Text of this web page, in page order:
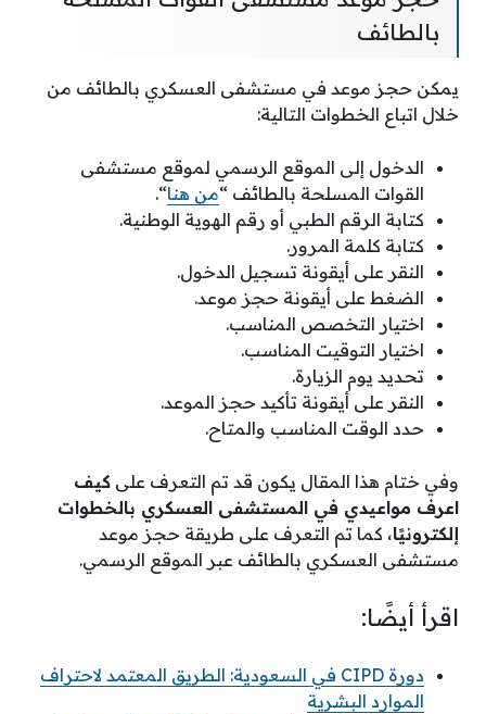
بالطائف
يمكن حجز موعد في مستشفى العسكري بالطائف من
خلال اتباع الخطوات التالية:
الدخول إلى الموقع الرسمي لموقع مستشفى
القوات المسلحة بالطائف “من هنا“.
كتابة الرقم الطبي أو رقم الهوية الوطنية.
كتابة كلمة المرور.
النقر على أيقونة تسجيل الدخول.
الضغط على أيقونة حجز موعد.
اختيار التخصص المناسب.
اختيار التوقيت المناسب.
تحديد يوم الزيارة.
النقر على أيقونة تأكيد حجز الموعد.
حدد الوقت المناسب والمتاح.
وفي ختام هذا المقال يكون قد تم التعرف على كيف
اعرف مواعيدي في المستشفى العسكري بالخطوات
إلكترونيًا، كما تم التعرف على طريقة حجز موعد
مستشفى العسكري بالطائف عبر الموقع الرسمي.
اقرأ أيضًا:
دورة CIPD في السعودية: الطريق المعتمد لاحتراف
الموارد البشرية